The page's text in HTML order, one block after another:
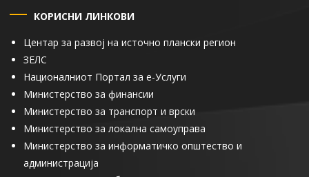
КОРИСНИ ЛИНКОВИ
Центар за развој на источно плански регион
ЗЕЛС
Националниот Портал за е-Услуги
Министерство за финансии
Министерство за транспорт и врски
Министерство за локална самоуправа
Министерство за информатичко општество и
администрација